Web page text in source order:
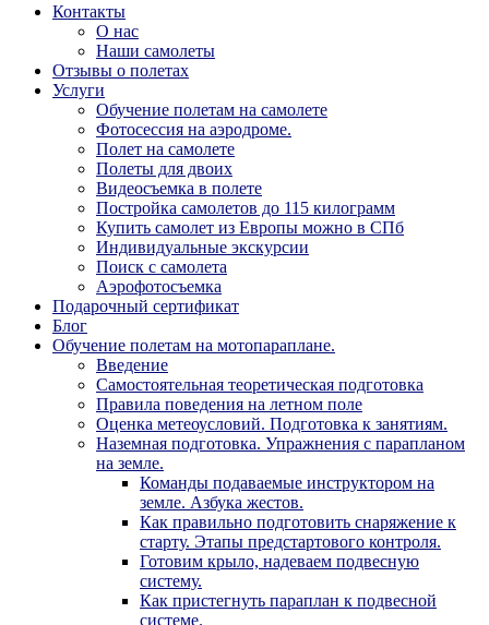
Контакты
О нас
Наши самолеты
Отзывы о полетах
Услуги
Обучение полетам на самолете
Фотосессия на аэродроме.
Полет на самолете
Полеты для двоих
Видеосъемка в полете
Постройка самолетов до 115 килограмм
Купить самолет из Европы можно в СПб
Индивидуальные экскурсии
Поиск с самолета
Аэрофотосъемка
Подарочный сертификат
Блог
Обучение полетам на мотопараплане.
Введение
Самостоятельная теоретическая подготовка
Правила поведения на летном поле
Оценка метеоусловий. Подготовка к занятиям.
Наземная подготовка. Упражнения с парапланом
на земле.
Команды подаваемые инструктором на
земле. Азбука жестов.
Как правильно подготовить снаряжение к
старту. Этапы предстартового контроля.
Готовим крыло, надеваем подвесную
систему.
Как пристегнуть параплан к подвесной
системе.